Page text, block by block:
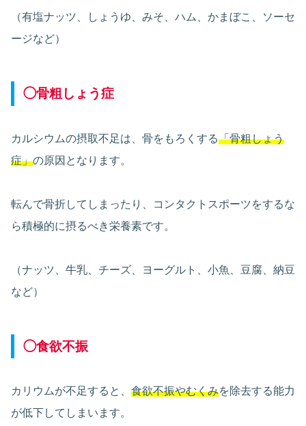
（有塩ナッツ、しょうゆ、みそ、ハム、かまぼこ、ソーセ
ージなど）
◯骨粗しょう症
カルシウムの摂取不足は、骨をもろくする「骨粗しょう
症」の原因となります。
転んで骨折してしまったり、コンタクトスポーツをするな
ら積極的に摂るべき栄養素です。
（ナッツ、牛乳、チーズ、ヨーグルト、小魚、豆腐、納豆
など）
◯食欲不振
カリウムが不足すると、 食欲不振やむくみを除去する能力
が低下してしまいます。